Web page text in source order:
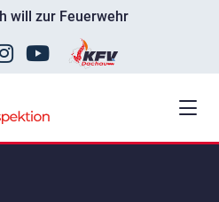
will zur Feuerwehr